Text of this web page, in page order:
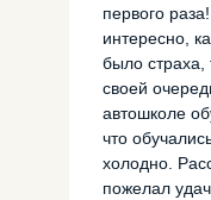
первого
интересно,
было страха,
своей
автошколе
что
холодно.
пожелал